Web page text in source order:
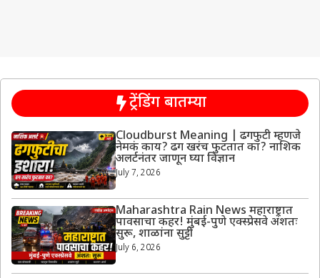
ट्रेंडिंग बातम्या
Cloudburst Meaning | ढगफुटी म्हणजे
नेमकं काय? ढग खरंच फुटतात का? नाशिक
अलर्टनंतर जाणून घ्या विज्ञान
July 7, 2026
Maharashtra Rain News महाराष्ट्रात
पावसाचा कहर! मुंबई-पुणे एक्स्प्रेसवे अंशतः
सुरू, शाळांना सुट्टी
July 6, 2026